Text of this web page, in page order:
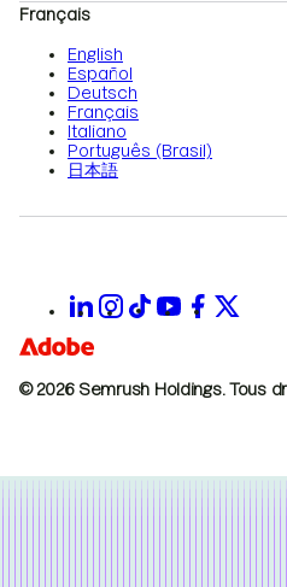
Français
English
Español
Deutsch
Français
Italiano
Português (Brasil)
日本語
© 2026 Semrush Holdings. Tous